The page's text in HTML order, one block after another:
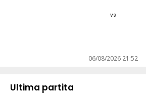
vs
06/08/2026 21:52
Ultima partita